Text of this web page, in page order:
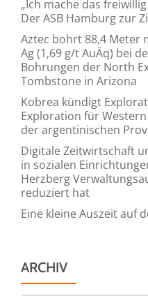
„Ich mache das
Der ASB Hamburg zur
Aztec bohrt 88,4 Meter
Ag (1,69 g/t AuÄq) bei
Bohrungen der North
Tombstone in Arizona
Kobrea kündigt
Exploration für
der argentinischen
Digitale Zeitwirtschaft
in sozialen
Herzberg
reduziert hat
Eine kleine Auszeit auf
ARCHIV